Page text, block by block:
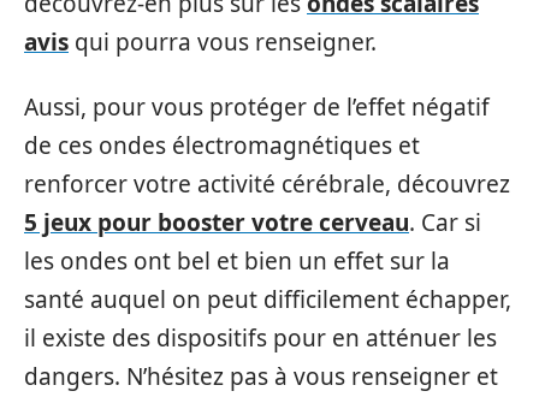
avis qui pourra vous renseigner.
Aussi, pour vous protéger de l’effet négatif
de ces ondes électromagnétiques et
renforcer votre activité cérébrale, découvrez
5 jeux pour booster votre cerveau. Car si
les ondes ont bel et bien un effet sur la
santé auquel on peut difficilement échapper,
il existe des dispositifs pour en atténuer les
dangers. N’hésitez pas à vous renseigner et